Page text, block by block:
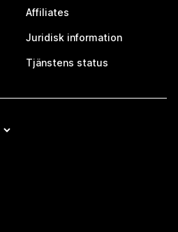
Affiliates
Juridisk information
Tjänstens status